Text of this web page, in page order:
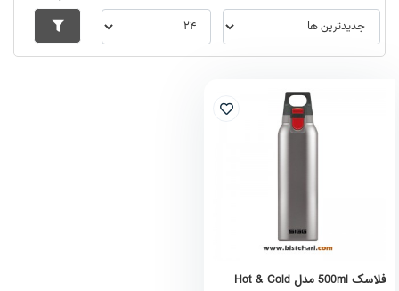
فلاسک 500ml مدل Hot & Cold